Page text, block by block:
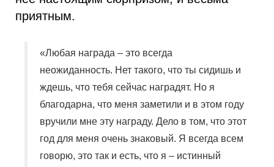
приятным.
«Любая награда – это всегда
неожиданность. Нет такого, что ты сидишь и
ждешь, что тебя сейчас наградят. Но я
благодарна, что меня заметили и в этом году
вручили мне эту награду. Дело в том, что этот
год для меня очень знаковый. Я всегда всем
говорю, это так и есть, что я – истинный